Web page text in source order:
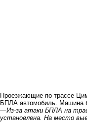
Проезжающие по трассе
БПЛА автомобиль. Машина
—Из-за атаки БПЛА на
установлена. На место